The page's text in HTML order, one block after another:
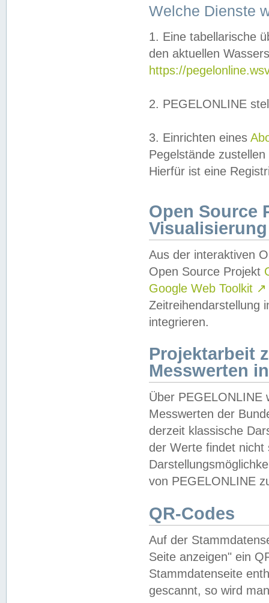
Welche Dienste
1. Eine tabellarische
den aktuellen
https://
2. PEGELONLINE
3. Einrichten eines
Pegelstände
Hierfür ist eine
Open Source
Visualisierung
Aus der interaktiven
Open Source Projekt
Google Web Toolkit ↗
Zeitreihendarstellung
integrieren.
Projektarbeit
Messwerten
Über PEGELONLINE
Messwerten der
derzeit klassische
der Werte findet
von PEGELONLINE
QR-Codes
Auf der
Seite anzeigen" ein
Stammdatenseite
gescannt, so wird